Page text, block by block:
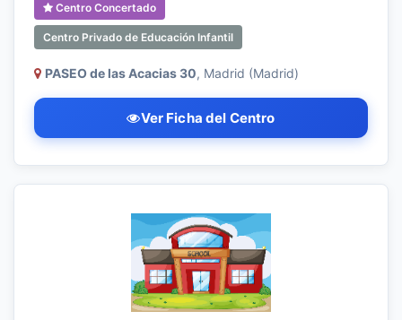
Centro Concertado
Centro Privado de Educación Infantil
PASEO de las Acacias 30, Madrid (Madrid)
Ver Ficha del Centro